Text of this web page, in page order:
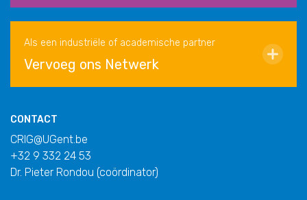
Als een industriële of academische partner
Vervoeg ons Netwerk
CONTACT
CRIG@UGent.be
+32 9 332 24 53
Dr. Pieter Rondou (coördinator)